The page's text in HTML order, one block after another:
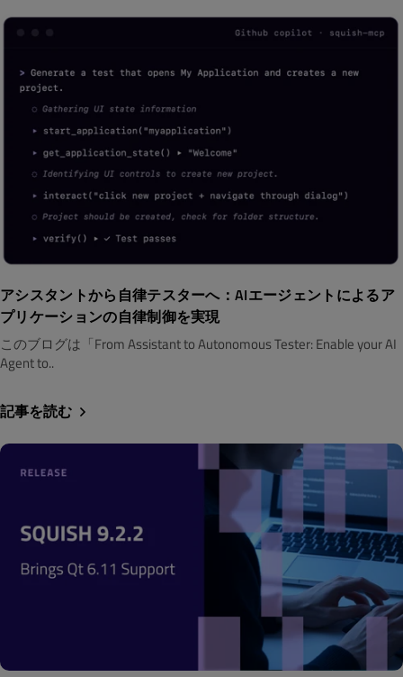
アシスタントから自律テスターへ：AIエージェントによるア
プリケーションの自律制御を実現
このブログは「From Assistant to Autonomous Tester: Enable your AI
Agent to..
記事を読む